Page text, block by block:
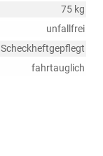
75 kg
unfallfrei
Scheckheftgepflegt
fahrtauglich